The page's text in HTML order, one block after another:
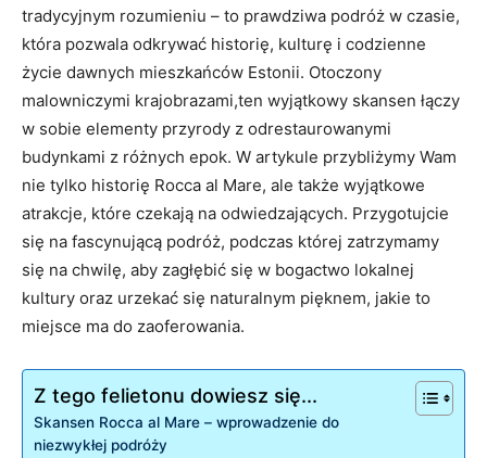
tradycyjnym ⁤rozumieniu –‌ to prawdziwa podróż w‍ czasie,
która pozwala odkrywać‌ historię, kulturę i codzienne
życie dawnych⁢ mieszkańców Estonii. ⁤Otoczony
malowniczymi‌ krajobrazami,ten wyjątkowy​ skansen ⁣łączy
‌w sobie ‌elementy przyrody z⁤ odrestaurowanymi
budynkami ‌z różnych‍ epok. W ‌artykule‍ przybliżymy Wam
nie tylko historię Rocca al⁢ Mare, ale ‌także wyjątkowe
atrakcje, ⁣które czekają​ na odwiedzających.​ Przygotujcie
się na fascynującą podróż, ‌podczas której zatrzymamy
się na‌ chwilę, aby zagłębić się w bogactwo lokalnej ​
kultury oraz urzekać⁣ się⁤ naturalnym pięknem, jakie to
miejsce ma do zaoferowania.
Z tego felietonu dowiesz się...
Skansen Rocca al Mare – wprowadzenie do
niezwykłej podróży